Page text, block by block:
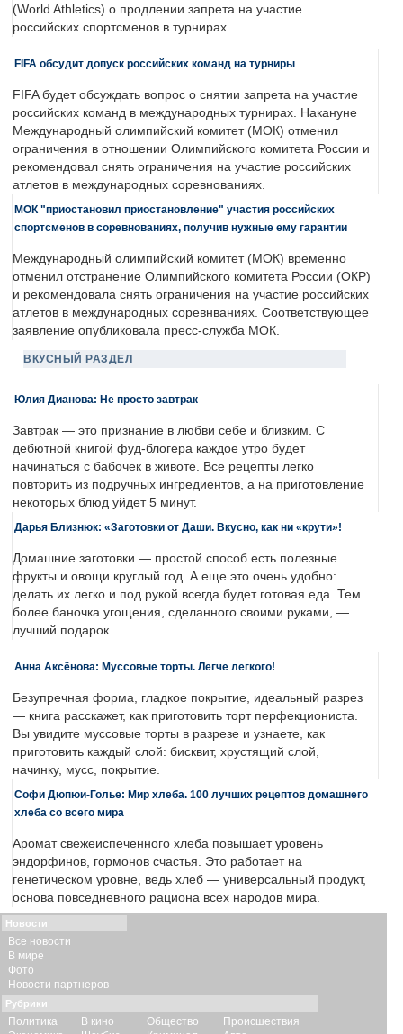
(World Athletics) о продлении запрета на участие
российских спортсменов в турнирах.
FIFA обсудит допуск российских команд на турниры
FIFA будет обсуждать вопрос о снятии запрета на участие
российских команд в международных турнирах. Накануне
Международный олимпийский комитет (МОК) отменил
ограничения в отношении Олимпийского комитета России и
рекомендовал снять ограничения на участие российских
атлетов в международных соревнованиях.
МОК "приостановил приостановление" участия российских
спортсменов в соревнованиях, получив нужные ему гарантии
Международный олимпийский комитет (МОК) временно
отменил отстранение Олимпийского комитета России (ОКР)
и рекомендовала снять ограничения на участие российских
атлетов в международных соревнваниях. Соответствующее
заявление опубликовала пресс-служба МОК.
ВКУСНЫЙ РАЗДЕЛ
Юлия Дианова: Не просто завтрак
Завтрак — это признание в любви себе и близким. С
дебютной книгой фуд-блогера каждое утро будет
начинаться с бабочек в животе. Все рецепты легко
повторить из подручных ингредиентов, а на приготовление
некоторых блюд уйдет 5 минут.
Дарья Близнюк: «Заготовки от Даши. Вкусно, как ни «крути»!
Домашние заготовки — простой способ есть полезные
фрукты и овощи круглый год. А еще это очень удобно:
делать их легко и под рукой всегда будет готовая еда. Тем
более баночка угощения, сделанного своими руками, —
лучший подарок.
Анна Аксёнова: Муссовые торты. Легче легкого!
Безупречная форма, гладкое покрытие, идеальный разрез
— книга расскажет, как приготовить торт перфекциониста.
Вы увидите муссовые торты в разрезе и узнаете, как
приготовить каждый слой: бисквит, хрустящий слой,
начинку, мусс, покрытие.
Софи Дюпюи-Голье: Мир хлеба. 100 лучших рецептов домашнего
хлеба со всего мира
Аромат свежеиспеченного хлеба повышает уровень
эндорфинов, гормонов счастья. Это работает на
генетическом уровне, ведь хлеб — универсальный продукт,
основа повседневного рациона всех народов мира.
Новости
Все новости
В мире
Фото
Новости партнеров
Рубрики
Политика
В кино
Общество
Происшествия